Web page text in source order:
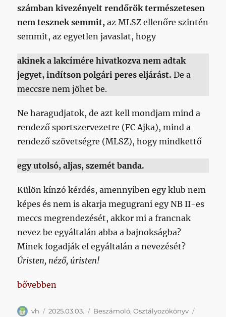
számban kivezényelt rendőrök természetesen
nem tesznek semmit, az MLSZ ellenőre szintén
semmit, az egyetlen javaslat, hogy
akinek a lakcímére hivatkozva nem adtak
jegyet, indítson polgári peres eljárást. De a
meccsre nem jöhet be.
Ne haragudjatok, de azt kell mondjam mind a
rendező sportszervezetre (FC Ajka), mind a
rendező szövetségre (MLSZ), hogy mindkettő
egy utolsó, aljas, szemét banda.
Külön kínzó kérdés, amennyiben egy klub nem
képes és nem is akarja megugrani egy NB II-es
meccs megrendezését, akkor mi a francnak
nevez be egyáltalán abba a bajnokságba?
Minek fogadják el egyáltalán a nevezését?
Úristen, néző, úristen!
„Undorító volt az egész, egyben csodálatos
bővebben
Szerző
vh Közzétéve
2025.03.03. Kategória
Beszámoló,Osztályozókönyv